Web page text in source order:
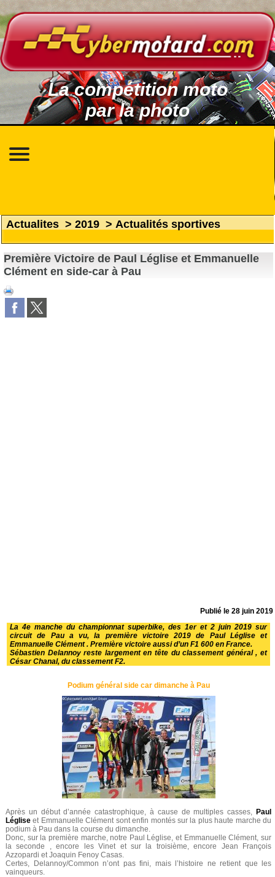
La compétition moto
par la photo
Actualites > 2019 > Actualités sportives
Première Victoire de Paul Léglise et Emmanuelle
Clément en side-car à Pau
Publié le28 juin 2019
La 4e manche du championnat superbike, des 1er et 2 juin 2019 sur
circuit de Pau a vu, la première victoire 2019 de Paul Léglise et
Emmanuelle Clément . Première victoire aussi d’un F1 600 en France.
Sébastien Delannoy reste largement en tête du classement général , et
César Chanal, du classement F2.
Podium général side car dimanche à Pau
Après un début d’année catastrophique, à cause de multiples casses, Paul
Léglise et Emmanuelle Clément sont enfin montés sur la plus haute marche du
podium à Pau dans la course du dimanche.
Donc, sur la première marche, notre Paul Léglise, et Emmanuelle Clément, sur
la seconde , encore les Vinet et sur la troisième, encore Jean François
Azzopardi et Joaquin Fenoy Casas.
Certes, Delannoy/Common n’ont pas fini, mais l’histoire ne retient que les
vainqueurs.